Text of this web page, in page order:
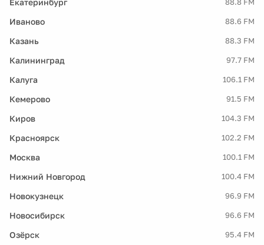
88.8 FM
Иваново 88.6 FM
Казань 88.3 FM
Калининград 97.7 FM
Калуга 106.1 FM
Кемерово 91.5 FM
Киров 104.3 FM
Красноярск 102.2 FM
Москва 100.1 FM
Нижний Новгород 100.4 FM
Новокузнецк 96.9 FM
Новосибирск 96.6 FM
Озёрск 95.4 FM